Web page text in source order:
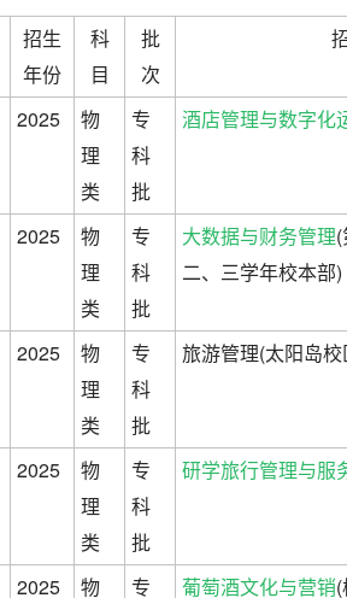
招生
年份
科
目
批
次
2025
物
理
类
专
科
批
酒店管理与数字化
2025
物
理
类
专
科
批
大数据与财务管理
二、三学年校本部)
2025
物
理
类
专
科
批
旅游管理(太阳岛校
2025
物
理
类
专
科
批
研学旅行管理与服
2025
物
专
葡萄酒文化与营销